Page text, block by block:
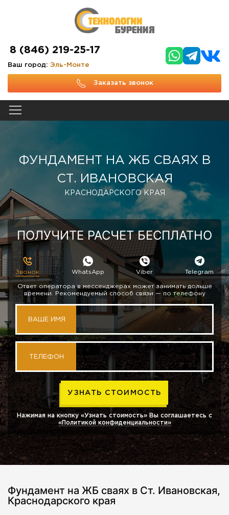
8 (846) 219-25-17
Ваш город: Эль-Монте
Заказать звонок
ФУНДАМЕНТ НА ЖБ СВАЯХ В
СТ. ИВАНОВСКАЯ
КРАСНОДАРСКОГО КРАЯ
ПОЛУЧИТЕ РАСЧЕТ БЕСПЛАТНО
Звонок WhatsApp Viber Telegram
Ответ оператора в мессенджерах может занимать дольше
времени. Рекомендуемый способ связи — по телефону
ВАШЕ ИМЯ
ТЕЛЕФОН
Нажимая на кнопку «Узнать стоимость» Вы соглашаетесь с
«Политикой конфиденциальности»
Фундамент на ЖБ сваях в Ст. Ивановская,
Краснодарского края